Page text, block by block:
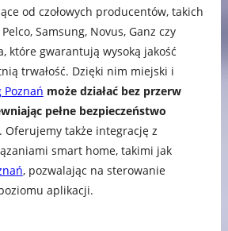
od czołowych producentów, takich
Samsung, Novus, Ganz czy
które gwarantują wysoką jakość
trwałość. Dzięki nim miejski i
może działać bez przerw
pełne bezpieczeństwo
Oferujemy także integrację z
smart home, takimi jak
, pozwalając na sterowanie
aplikacji.